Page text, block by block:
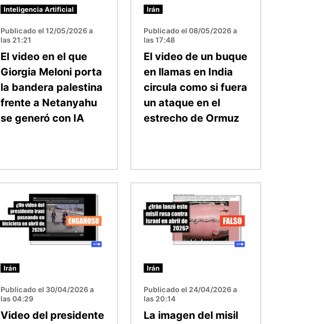
Inteligencia Artificial
Publicado el 12/05/2026 a
las 21:21
El video en el que
Giorgia Meloni porta
la bandera palestina
frente a Netanyahu
se generó con IA
Irán
Publicado el 08/05/2026 a
las 17:48
El video de un buque
en llamas en India
circula como si fuera
un ataque en el
estrecho de Ormuz
Irán
Publicado el 30/04/2026 a
las 04:29
Video del presidente
Irán
Publicado el 24/04/2026 a
las 20:14
La imagen del misil